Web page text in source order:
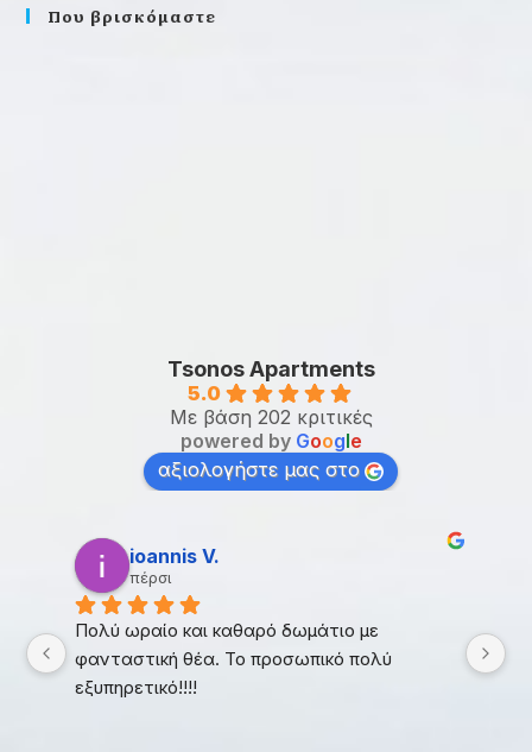
Που βρισκόμαστε
Tsonos Apartments
5.0
Με βάση 202 κριτικές
powered by Google
αξιολογήστε μας στο
ioannis V.
πέρσι
Πολύ ωραίο και καθαρό δωμάτιο με
φανταστική θέα. Το προσωπικό πολύ
εξυπηρετικό!!!!